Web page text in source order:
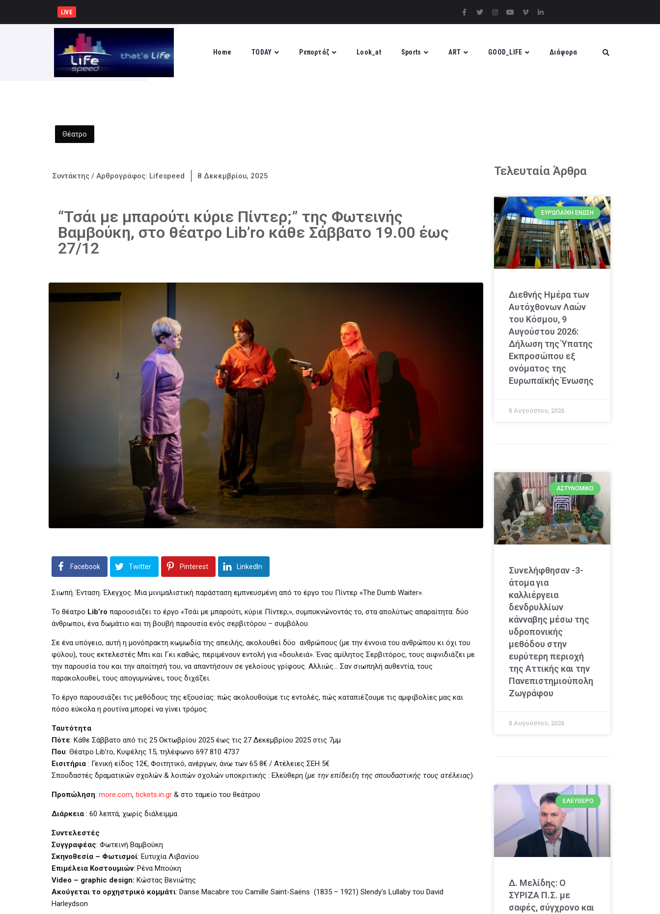
LIVE
Home TODAY Ρεπορτάζ Look_at Sports ART GOOD_LIFE Διάφορα
Θέατρο
Συντάκτης / Αρθρογράφος: Lifespeed 8 Δεκεμβρίου, 2025
“Τσάι με μπαρούτι κύριε Πίντερ;” της Φωτεινής
Βαμβούκη, στο θέατρο Lib’ro κάθε Σάββατο 19.00 έως
27/12
Facebook Twitter Pinterest LinkedIn
Σιωπή. Ένταση. Έλεγχος. Μια μινιμαλιστική παράσταση εμπνευσμένη από το έργο του Πίντερ «The Dumb Waiter».
Το θέατρο Lib’ro παρουσιάζει το έργο «Τσάι με μπαρούτι, κύριε Πίντερ;», συμπυκνώνοντάς το, στα απολύτως απαραίτητα: δύο
άνθρωποι, ένα δωμάτιο και τη βουβή παρουσία ενός σερβιτόρου – συμβόλου.
Σε ένα υπόγειο, αυτή η μονόπρακτη κωμωδία της απειλής, ακολουθεί δύο ανθρώπους (με την έννοια του ανθρώπου κι όχι του
φύλου), τους εκτελεστές Μπι και Γκι καθώς, περιμένουν εντολή για «δουλειά». Ένας αμίλητος Σερβιτόρος, τους αιφνιδιάζει με
την παρουσία του και την απαίτησή του, να απαντήσουν σε γελοίους γρίφους. Αλλιώς… Σαν σιωπηλή αυθεντία, τους
παρακολουθεί, τους απογυμνώνει, τους διχάζει.
Το έργο παρουσιάζει τις μεθόδους της εξουσίας: πώς ακολουθούμε τις εντολές, πώς καταπιέζουμε τις αμφιβολίες μας και
πόσο εύκολα η ρουτίνα μπορεί να γίνει τρόμος.
Ταυτότητα
Πότε: Κάθε Σάββατο από τις 25 Οκτωβρίου 2025 έως τις 27 Δεκεμβρίου 2025 στις 7μμ
Που: Θέατρο Lib’ro, Κυψέλης 15, τηλέφωνο 697 810 4737
Εισιτήρια : Γενική είδος 12€, Φοιτητικό, ανέργων, άνω των 65 8€ / Ατέλειες ΣΕΗ 5€
Σπουδαστές δραματικών σχολών & λοιπών σχολών υποκριτικής : Ελεύθερη (με την επίδειξη της σπουδαστικής τους ατέλειας).
Προπώληση: more.com, tickets.in.gr & στο ταμείο του θεάτρου
Διάρκεια : 60 λεπτά, χωρίς διάλειμμα
Συντελεστές
Συγγραφέας: Φωτεινή Βαμβούκη
Σκηνοθεσία – Φωτισμοί: Ευτυχία Λιβανίου
Επιμέλεια Κοστουμιών: Ρένα Μπούκη
Video – graphic design: Κώστας Βενιώτης
Ακούγεται το ορχηστρικό κομμάτι: Danse Macabre του Camille Saint-Saëns (1835 – 1921) Slendy’s Lullaby του David
Harleydson
Τελευταία Άρθρα
ΕΥΡΩΠΑΪΚΉ ΈΝΩΣΗ
Διεθνής Ημέρα των
Αυτόχθονων Λαών
του Κόσμου, 9
Αυγούστου 2026:
Δήλωση της Ύπατης
Εκπροσώπου εξ
ονόματος της
Ευρωπαϊκής Ένωσης
8 Αυγούστου, 2026
ΑΣΤΥΝΟΜΙΚΌ
Συνελήφθησαν -3-
άτομα για
καλλιέργεια
δενδρυλλίων
κάνναβης μέσω της
υδροπονικής
μεθόδου στην
ευρύτερη περιοχή
της Αττικής και την
Πανεπιστημιούπολη
Ζωγράφου
8 Αυγούστου, 2026
ΕΛΕΎΘΕΡΟ
Δ. Μελίδης: Ο
ΣΥΡΙΖΑ Π.Σ. με
σαφές, σύγχρονο και